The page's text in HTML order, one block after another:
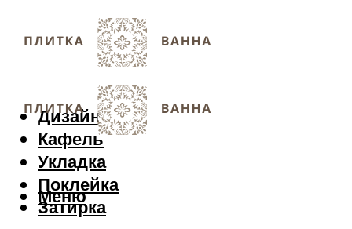
Дизайн
Кафель
Укладка
Поклейка
Затирка
Меню